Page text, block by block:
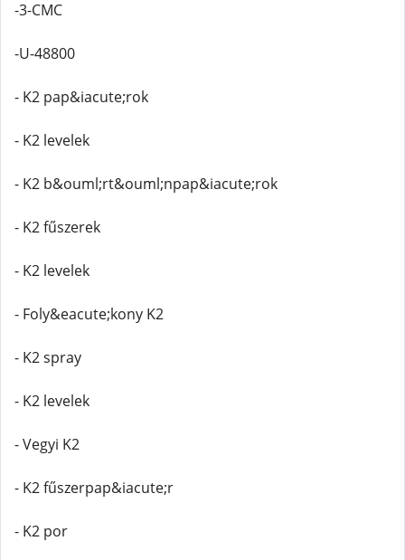
-3-CMC
-U-48800
- K2 pap&iacute;rok
- K2 levelek
- K2 b&ouml;rt&ouml;npap&iacute;rok
- K2 fűszerek
- K2 levelek
- Foly&eacute;kony K2
- K2 spray
- K2 levelek
- Vegyi K2
- K2 fűszerpap&iacute;r
- K2 por